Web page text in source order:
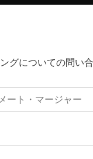
グについての問い